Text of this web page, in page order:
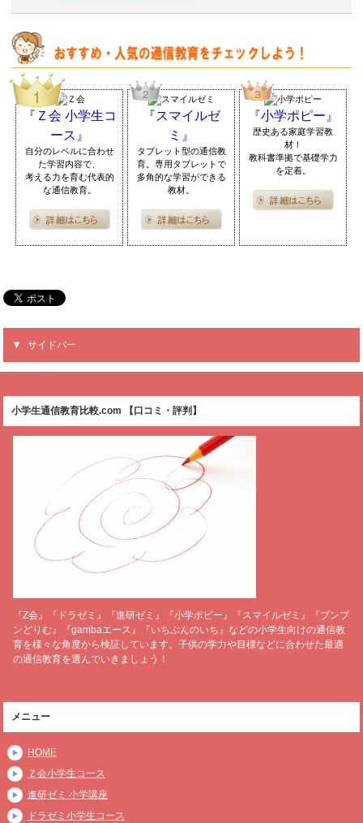
『Ｚ会 小学生コ
ース』
自分のレベルに合わせ
た学習内容で、
考える力を育む代表的
な通信教育。
『スマイルゼ
ミ』
タブレット型の通信教
育。専用タブレットで
多角的な学習ができる
教材。
『小学ポピー』
歴史ある家庭学習教
材！
教科書準拠で基礎学力
を定着。
サイドバー
小学生通信教育比較.com 【口コミ・評判】
『Z会』『ドラゼミ』『進研ゼミ』『小学ポピー』『スマイルゼミ』『ブンブ
ンどりむ』『gambaエース』『いちぶんのいち』などの小学生向けの通信教
育を様々な角度から検証しています。子供の学力や目標などに合わせた最適
の通信教育を選んでいきましょう！
メニュー
HOME
Ｚ会小学生コース
進研ゼミ 小学講座
ドラゼミ小学生コース